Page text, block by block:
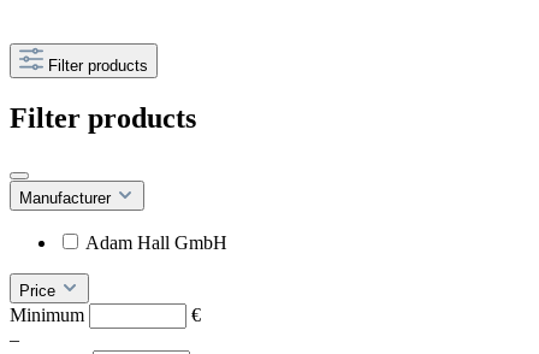
Filter products
Filter products
Manufacturer
Adam Hall GmbH
Price
Minimum
€
–